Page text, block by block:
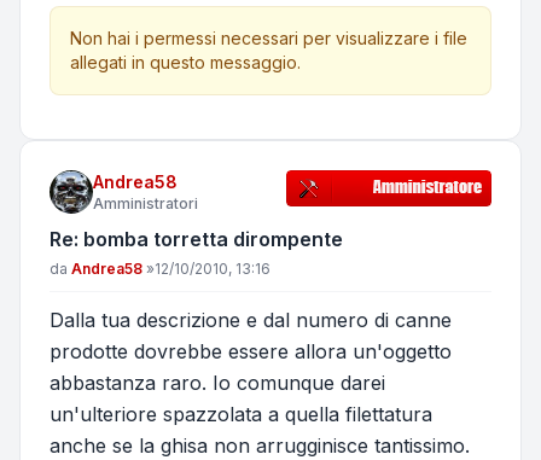
Non hai i permessi necessari per visualizzare i file
allegati in questo messaggio.
Andrea58
Amministratori
Re: bomba torretta dirompente
Messaggio
da Andrea58 »12/10/2010, 13:16
Dalla tua descrizione e dal numero di canne
prodotte dovrebbe essere allora un'oggetto
abbastanza raro. Io comunque darei
un'ulteriore spazzolata a quella filettatura
anche se la ghisa non arrugginisce tantissimo.